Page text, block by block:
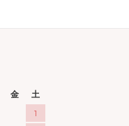
金
土
1